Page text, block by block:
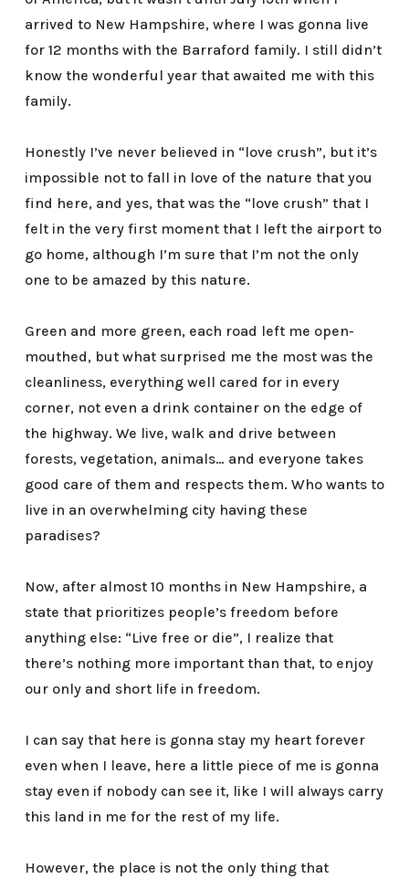
arrived to New Hampshire, where I was gonna live
for 12 months with the Barraford family. I still didn’t
know the wonderful year that awaited me with this
family.
Honestly I’ve never believed in “love crush”, but it’s
impossible not to fall in love of the nature that you
find here, and yes, that was the “love crush” that I
felt in the very first moment that I left the airport to
go home, although I’m sure that I’m not the only
one to be amazed by this nature.
Green and more green, each road left me open-
mouthed, but what surprised me the most was the
cleanliness, everything well cared for in every
corner, not even a drink container on the edge of
the highway. We live, walk and drive between
forests, vegetation, animals… and everyone takes
good care of them and respects them. Who wants to
live in an overwhelming city having these
paradises?
Now, after almost 10 months in New Hampshire, a
state that prioritizes people’s freedom before
anything else: “Live free or die”, I realize that
there’s nothing more important than that, to enjoy
our only and short life in freedom.
I can say that here is gonna stay my heart forever
even when I leave, here a little piece of me is gonna
stay even if nobody can see it, like I will always carry
this land in me for the rest of my life.
However, the place is not the only thing that